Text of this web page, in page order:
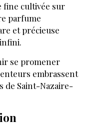
fine cultivée sur
parfume
et précieuse
se promener
embrassent
de Saint-Nazaire-